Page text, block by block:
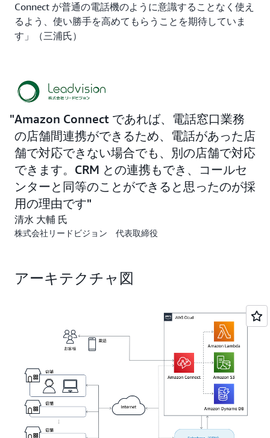
Connect が普通の電話機のように意識することなく使え
るよう、使い勝手を高めてもらうことを期待していま
す」（三浦氏）
Amazon Connect であれば、電話窓口業務
の店舗間連携ができるため、電話があった店
舗で対応できない場合でも、別の店舗で対応
できます。CRM との連携もでき、コールセ
ンターと同等のことができると思ったのが採
用の理由です
清水 大輔 氏
株式会社リードビジョン 代表取締役
アーキテクチャ図